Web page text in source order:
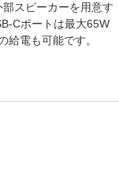
スピーカーを用意す
Cポートは最大65W
給電も可能です。